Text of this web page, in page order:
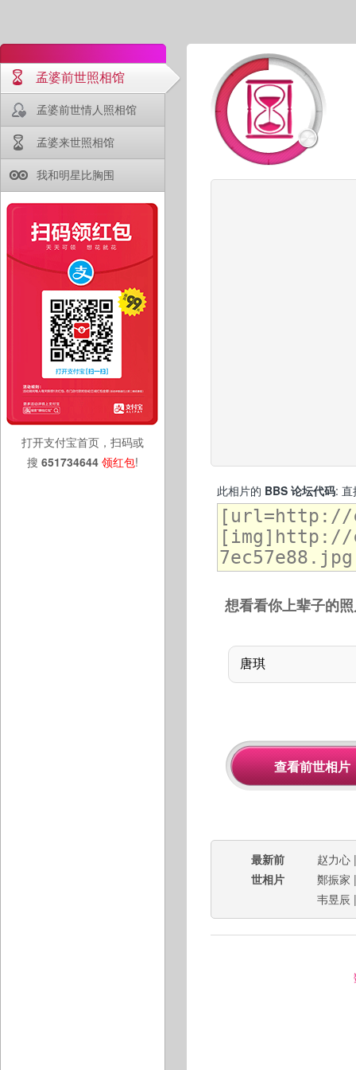
孟婆前世照相馆
孟婆前世情人照相馆
孟婆来世照相馆
我和明星比胸围
打开支付宝首页，扫码或
搜 651734644 领红包!
此相片的 BBS 论坛代码: 直
想看看你上辈子的
最新前
世相片
赵力心
鄭振家
韦昱辰